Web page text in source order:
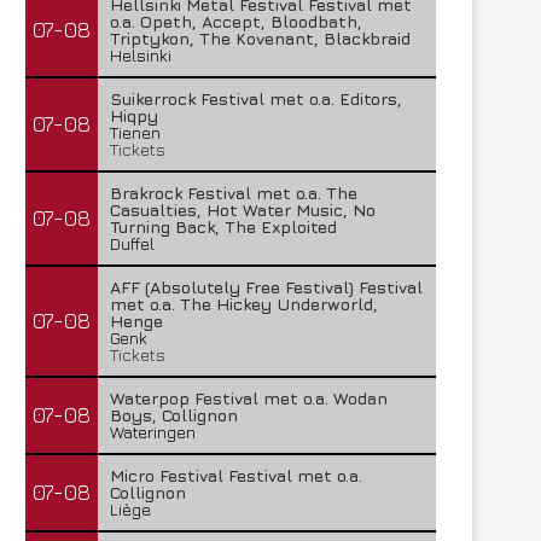
07-08
Hellsinki Metal Festival Festival met
o.a. Opeth, Accept, Bloodbath,
Triptykon, The Kovenant, Blackbraid
Helsinki
07-08
Suikerrock Festival met o.a. Editors,
Hiqpy
Tienen
Tickets
07-08
Brakrock Festival met o.a. The
Casualties, Hot Water Music, No
Turning Back, The Exploited
Duffel
07-08
AFF (Absolutely Free Festival) Festival
met o.a. The Hickey Underworld,
Henge
Genk
Tickets
07-08
Waterpop Festival met o.a. Wodan
Boys, Collignon
Wateringen
07-08
Micro Festival Festival met o.a.
Collignon
Liège